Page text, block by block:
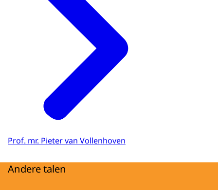
Prof. mr. Pieter van Vollenhoven
Andere talen